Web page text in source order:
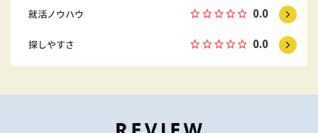
就活ノウハウ 0.0
探しやすさ 0.0